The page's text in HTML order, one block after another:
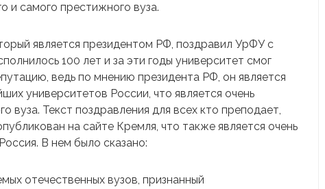
и самого престижного вуза.
является президентом РФ, поздравил УрФУ с
100 лет и за эти годы университет смог
ведь по мнению президента РФ, он является
университетов России, что является очень
вуза. Текст поздравления для всех кто преподает,
на сайте Кремля, что также является очень
В нем было сказано:
отечественных вузов, признанный